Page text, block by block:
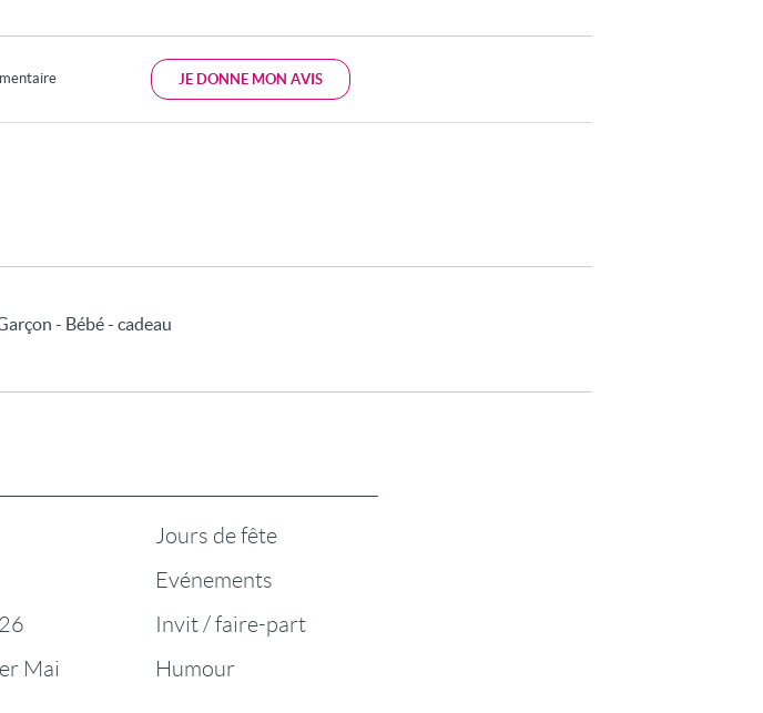
JE DONNE MON AVIS
- Bébé - cadeau
Mai
Jours de fête
Evénements
Invit / faire-part
Humour